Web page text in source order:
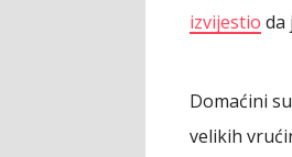
izvijestio da
Domaćini
velikih